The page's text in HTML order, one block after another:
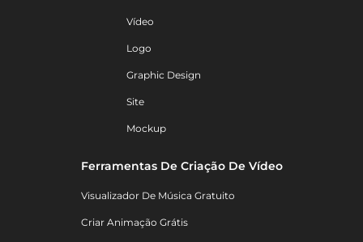
Vídeo
Logo
Graphic Design
Site
Mockup
Ferramentas De Criação De Vídeo
Visualizador De Música Gratuito
Criar Animação Grátis